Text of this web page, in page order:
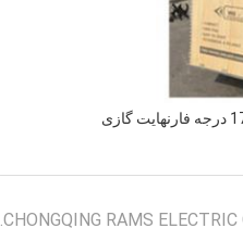
CHONGQING RAMS ELECTRIC